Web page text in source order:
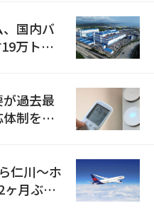
国内バ
万トン
過去最
制を点
仁川〜ホ
月ぶり